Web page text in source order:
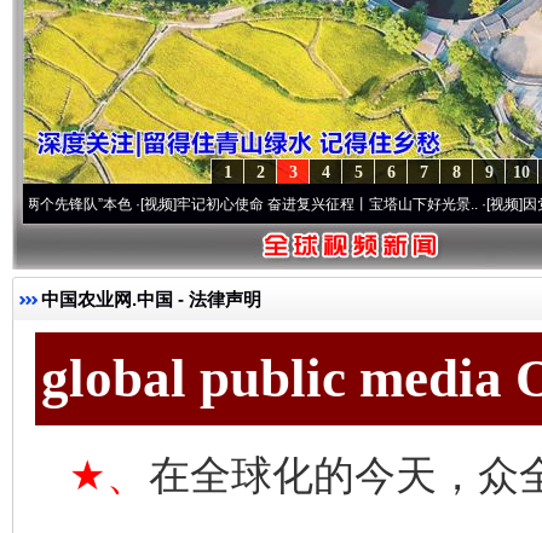
10
9
8
7
6
5
4
3
2
1
队”本色·[视频]牢记初心使命 奋进复兴征程丨宝塔山下好光景..·[视频]因党而生 为
中国农业网.中国 - 法律声明
global public media
★、 在全球化的今天，众